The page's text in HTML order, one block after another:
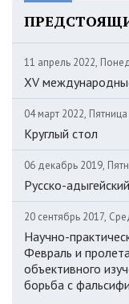
11 апрель 2022,
XV
04 март 2022, Пятница
Круглый стол
06 декабрь 2019,
Русско-
20 сентябрь 2017,
Научно-
Февраль и
объективного
борьба с